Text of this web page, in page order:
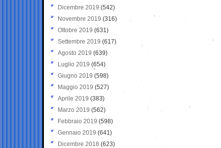
Dicembre 2019 (542)
Novembre 2019 (316)
Ottobre 2019 (631)
Settembre 2019 (617)
Agosto 2019 (639)
Luglio 2019 (654)
Giugno 2019 (598)
Maggio 2019 (527)
Aprile 2019 (383)
Marzo 2019 (562)
Febbraio 2019 (598)
Gennaio 2019 (641)
Dicembre 2018 (623)